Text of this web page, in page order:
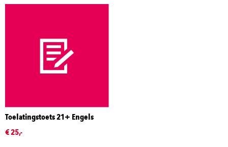
Toelatingstoets 21+ Engels
€ 25,-